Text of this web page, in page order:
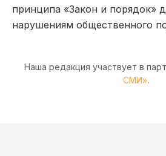
принципа «Закон и порядок»
нарушениям общественного
Наша редакция участвует в
СМИ».